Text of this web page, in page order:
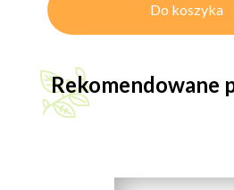
Do koszyka
Rekomendowane